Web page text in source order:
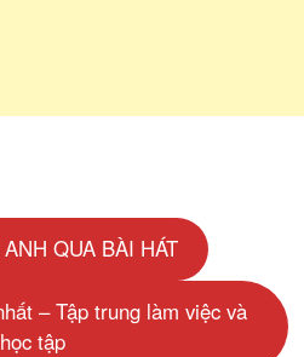
QUA BÀI HÁT
– Tập trung làm việc và
học tập